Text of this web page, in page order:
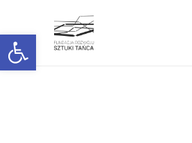
Otwórz pasek narzędzi